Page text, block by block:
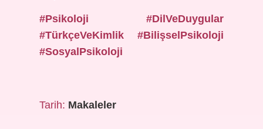
#Psikoloji
#DilVeDuygular
#TürkçeVeKimlik
#BilişselPsikoloji
#SosyalPsikoloji
Tarih: Makaleler